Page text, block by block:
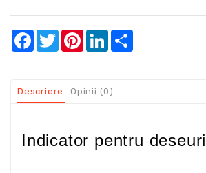
Facebook
TwitterPinterestLinkedIn
Descriere Opinii (0)
Indicator pentru